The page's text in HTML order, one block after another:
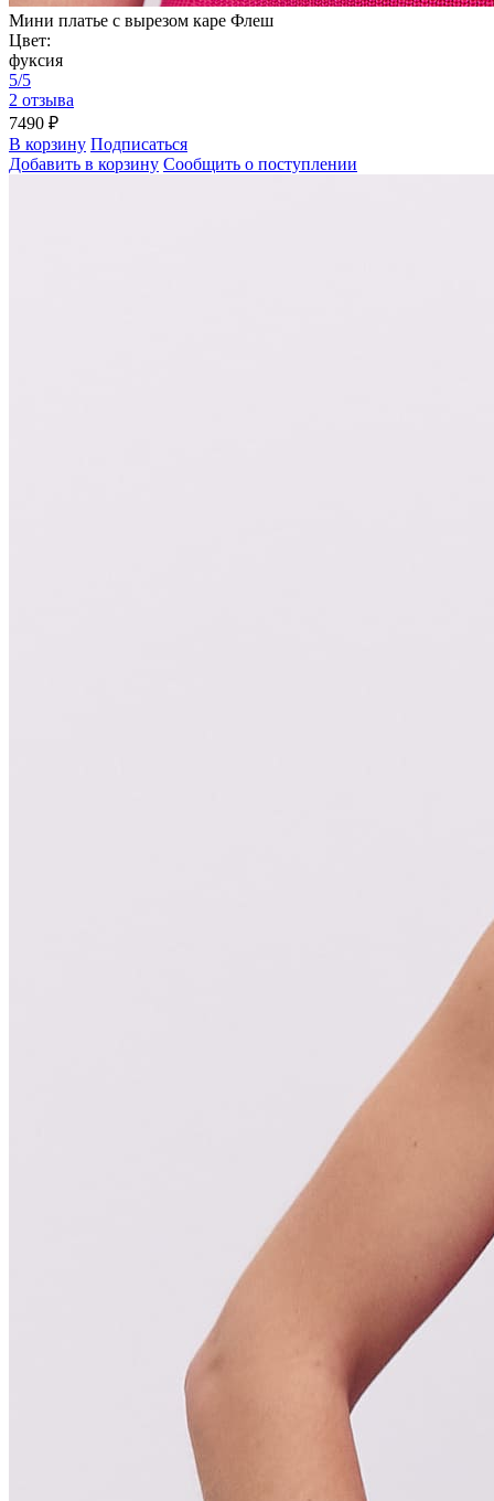
Мини платье с вырезом каре Флеш
Цвет:
фуксия
5/5
2 отзыва
7490 ₽
В корзину Подписаться
Добавить в корзину Сообщить о поступлении